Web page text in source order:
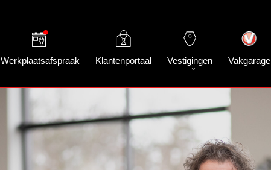
Werkplaatsafspraak Klantenportaal Vestigingen Vakgarage